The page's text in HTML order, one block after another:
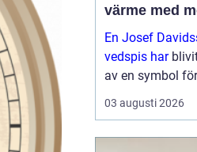
värme med
funktion
En Josef
vedspis har
av en symbol för
kombinationen av
traditionellt
03 augusti 2026